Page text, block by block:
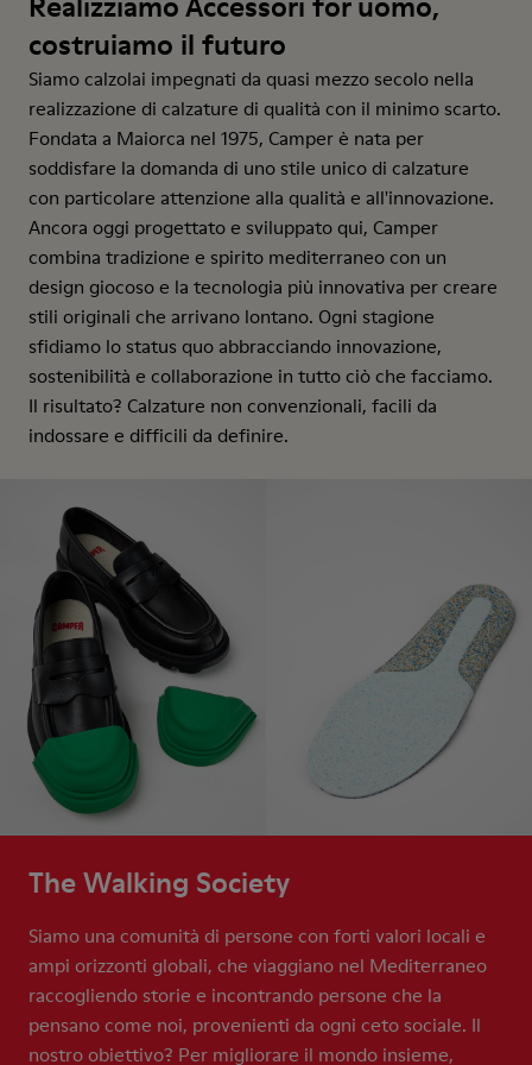
costruiamo il futuro
Siamo calzolai impegnati da quasi mezzo secolo nella
realizzazione di calzature di qualità con il minimo scarto.
Fondata a Maiorca nel 1975, Camper è nata per
soddisfare la domanda di uno stile unico di calzature
con particolare attenzione alla qualità e all'innovazione.
Ancora oggi progettato e sviluppato qui, Camper
combina tradizione e spirito mediterraneo con un
design giocoso e la tecnologia più innovativa per creare
stili originali che arrivano lontano. Ogni stagione
sfidiamo lo status quo abbracciando innovazione,
sostenibilità e collaborazione in tutto ciò che facciamo.
Il risultato? Calzature non convenzionali, facili da
indossare e difficili da definire.
The Walking Society
Siamo una comunità di persone con forti valori locali e
ampi orizzonti globali, che viaggiano nel Mediterraneo
raccogliendo storie e incontrando persone che la
pensano come noi, provenienti da ogni ceto sociale. Il
nostro obiettivo? Per migliorare il mondo insieme,